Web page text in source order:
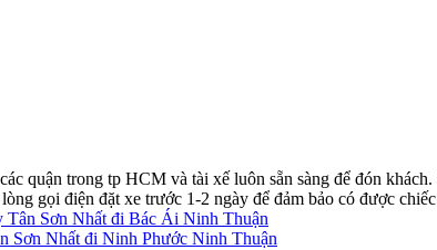
quận trong tp HCM và tài xế luôn sẵn sàng để đón
gọi điện đặt xe trước 1-2 ngày để đảm bảo có được
Tân Sơn Nhất đi Bác Ái Ninh Thuận
Sơn Nhất đi Ninh Phước Ninh Thuận